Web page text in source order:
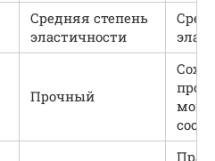
Средняя степень
эластичности
Прочный